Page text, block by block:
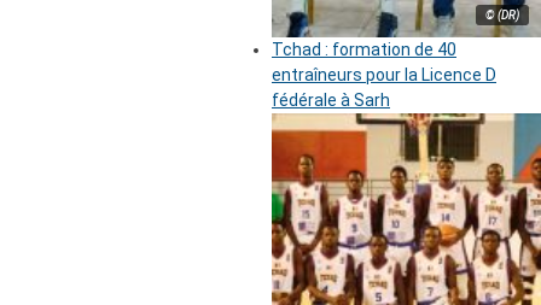
© (DR)
Tchad : formation de 40
entraîneurs pour la Licence D
fédérale à Sarh